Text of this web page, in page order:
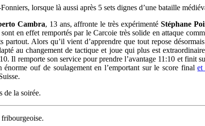
lorsque là aussi après 5 sets dignes d’une bataille
Cambra, 13 ans, affronte le très expérimentéStéphane
en effet remportés par le Carcoie très solide en attaque
Alors qu’il vient d’apprendre que tout repose
au changement de tactique et joue qui plus est
Il remporte son service pour prendre l’avantage 11:10 et finit
ouf de soulagement en l’emportant sur le score finalet
de la soirée.